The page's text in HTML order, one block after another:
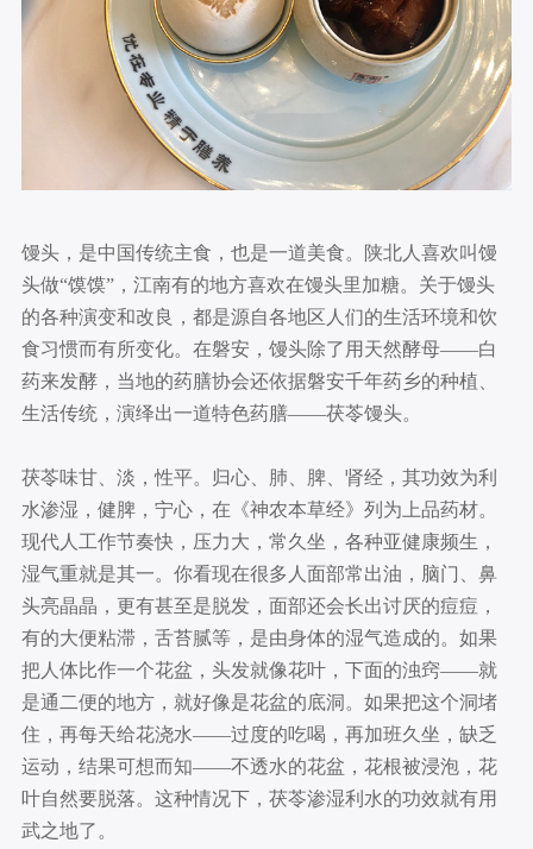
馒头，是中国传统主食，也是一道美食。陕北人喜欢叫馒
头做“馍馍”，江南有的地方喜欢在馒头里加糖。关于馒头
的各种演变和改良，都是源自各地区人们的生活环境和饮
食习惯而有所变化。在磐安，馒头除了用天然酵母——白
药来发酵，当地的药膳协会还依据磐安千年药乡的种植、
生活传统，演绎出一道特色药膳——茯苓馒头。
茯苓味甘、淡，性平。归心、肺、脾、肾经，其功效为利
水渗湿，健脾，宁心，在《神农本草经》列为上品药材。
现代人工作节奏快，压力大，常久坐，各种亚健康频生，
湿气重就是其一。你看现在很多人面部常出油，脑门、鼻
头亮晶晶，更有甚至是脱发，面部还会长出讨厌的痘痘，
有的大便粘滞，舌苔腻等，是由身体的湿气造成的。如果
把人体比作一个花盆，头发就像花叶，下面的浊窍——就
是通二便的地方，就好像是花盆的底洞。如果把这个洞堵
住，再每天给花浇水——过度的吃喝，再加班久坐，缺乏
运动，结果可想而知——不透水的花盆，花根被浸泡，花
叶自然要脱落。这种情况下，茯苓渗湿利水的功效就有用
武之地了。